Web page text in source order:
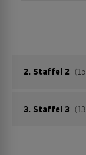
2. Staffel 2
Marienkäfer
3. Staffel 3